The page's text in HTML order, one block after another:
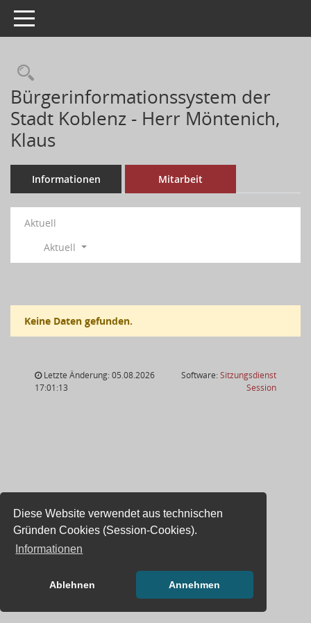
Diese Website verwendet aus technischen
Gründen Cookies (Session-Cookies).
Informationen
Ablehnen Annehmen
Toggle navigation
Bürgerinformationssystem der
Stadt Koblenz - Herr Möntenich,
Klaus
Informationen Mitarbeit
Aktuell
Aktuell
Keine Daten gefunden.
Letzte Änderung: 05.08.2026
17:01:13
Software:Sitzungsdienst
Session(Wird in